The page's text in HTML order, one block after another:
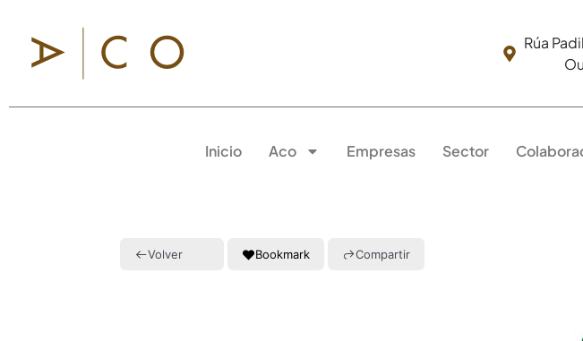
Rúa
Inicio Aco Empresas Sector
Volver Bookmark Compartir